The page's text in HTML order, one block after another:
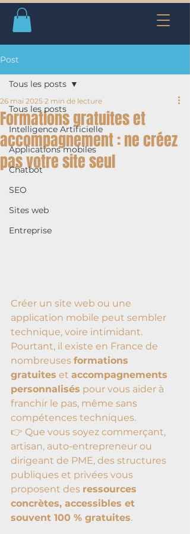
Post
Tous les posts
Intelligence Artificielle
Applications mobiles
Chatbot
SEO
Sites web
Entreprise
Tous les posts
Formations gratuites et
accompagnement : ne créez
pas votre site seul
26 mai 2025 2 min de lecture
Créer un site web ou une
application mobile peut sembler
technique, voire intimidant.
Pourtant, il existe en France de
nombreuses formations
gratuites et accompagnements
personnalisés pour vous aider à
franchir le pas, même sans
compétences techniques.
👉 Que vous soyez commerçant,
artisan, auto-entrepreneur ou
dirigeant de PME, des structures
publiques et privées vous
proposent des ressources
concrètes, accessibles et
souvent 100 % gratuites.